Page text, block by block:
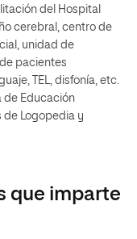
del Hospital
cerebral, centro de
unidad de
pacientes
TEL, disfonía, etc.
de Educación
de Logopedia y
que imparte